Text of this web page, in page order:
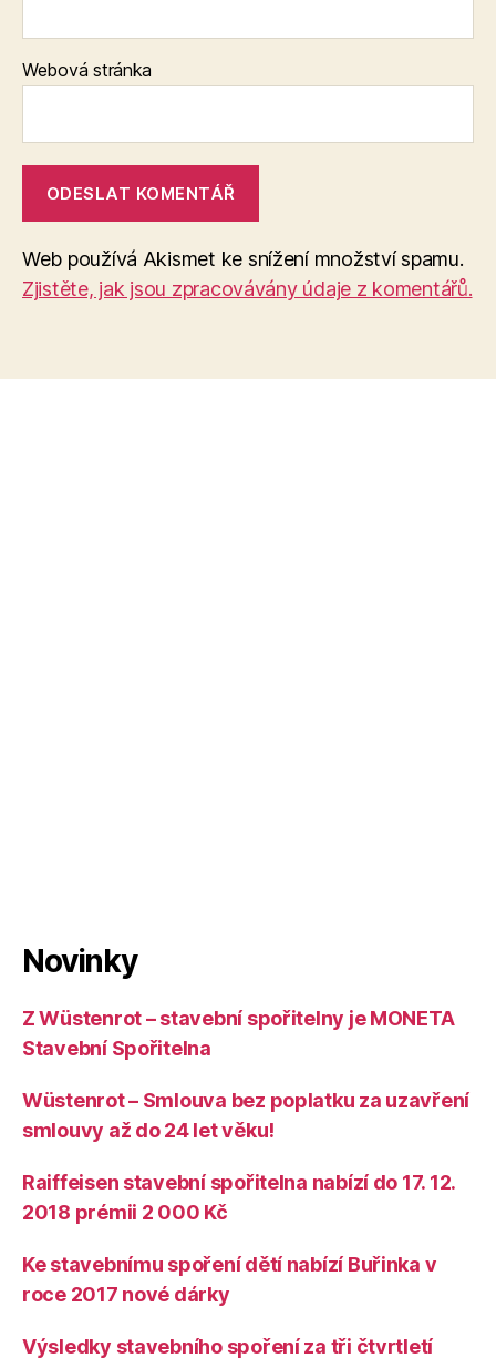
Webová stránka
Web používá Akismet ke snížení množství spamu.
Zjistěte, jak jsou zpracovávány údaje z komentářů.
Novinky
Z Wüstenrot – stavební spořitelny je MONETA
Stavební Spořitelna
Wüstenrot – Smlouva bez poplatku za uzavření
smlouvy až do 24 let věku!
Raiffeisen stavební spořitelna nabízí do 17. 12.
2018 prémii 2 000 Kč
Ke stavebnímu spoření dětí nabízí Buřinka v
roce 2017 nové dárky
Výsledky stavebního spoření za tři čtvrtletí